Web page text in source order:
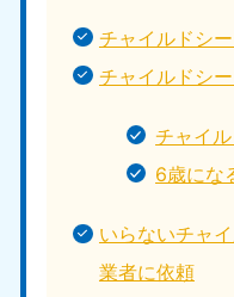
チャイルドシ
チャイルドシ
チャイ
6歳にな
いらないチャ
業者に依頼